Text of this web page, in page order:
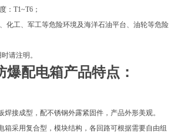
：T1~T6；
化工、军工等危险环境及海洋石油平台、油轮等危险
请注明。
爆配电箱产品特点：
接成型，配不锈钢外露紧固件，产品外形美观。
采用复合型，模块结构，各回路可根据需要自由组